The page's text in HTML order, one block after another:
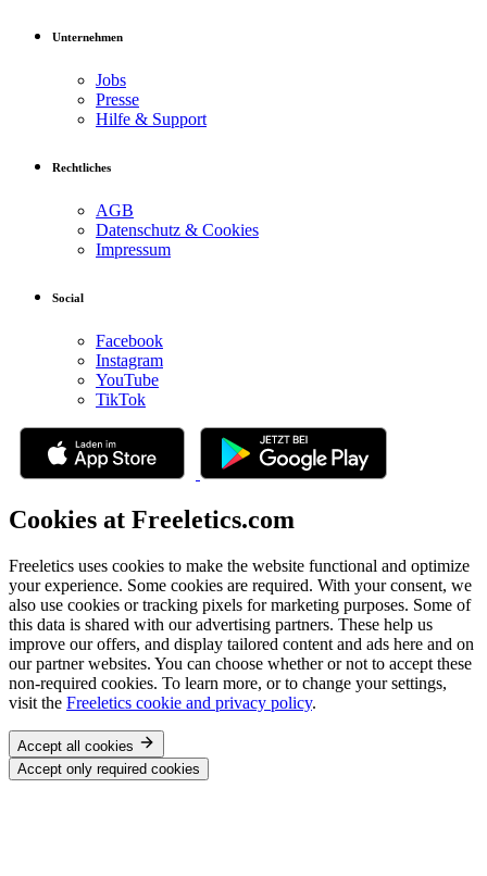
Unternehmen
Jobs
Presse
Hilfe & Support
Rechtliches
AGB
Datenschutz & Cookies
Impressum
Social
Facebook
Instagram
YouTube
TikTok
Cookies at Freeletics.com
Freeletics uses cookies to make the website functional and optimize
your experience. Some cookies are required. With your consent, we
also use cookies or tracking pixels for marketing purposes. Some of
this data is shared with our advertising partners. These help us
improve our offers, and display tailored content and ads here and on
our partner websites. You can choose whether or not to accept these
non-required cookies. To learn more, or to change your settings,
visit the Freeletics cookie and privacy policy.
Accept all cookies
Accept only required cookies